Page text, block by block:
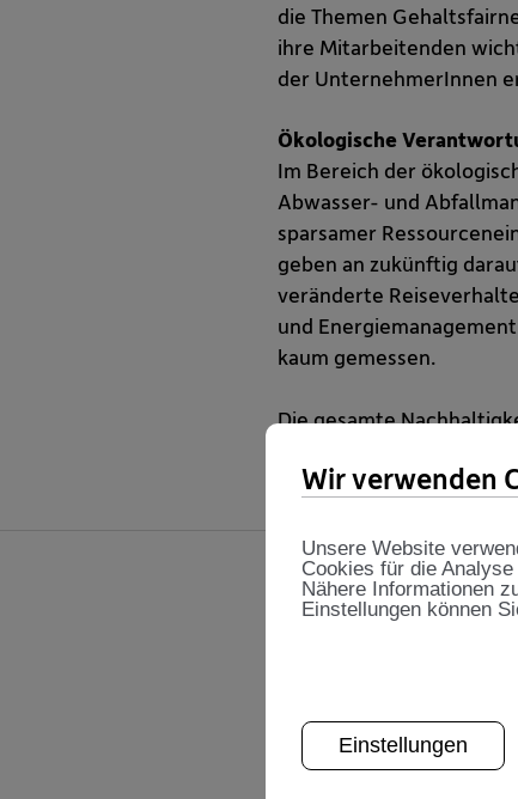
die Themen
ihre Mitarbeitenden
der UnternehmerInnen
Ökologische
Im Bereich der
Abwasser- und
sparsamer
geben an zukünftig
veränderte
und
kaum gemessen.
Die gesamte
Wir verwenden
Unsere Website
Cookies für die
Nähere Informationen
Einstellungen können
Einstellungen